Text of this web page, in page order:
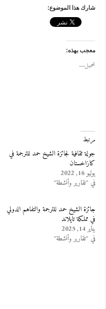
شارك هذا الموضوع:
معجب بهذه:
تحميل...
مرتبط
جولة ثقافية لجائزة الشيخ حمد للترجمة في
كازاخستان
يوليو 16, 2022
في "تقارير وأنشطة"
جائزة الشيخ حمد للترجمة والتفاهم الدولي
في مملكة تايلاند
يناير 14, 2025
في "تقارير وأنشطة"